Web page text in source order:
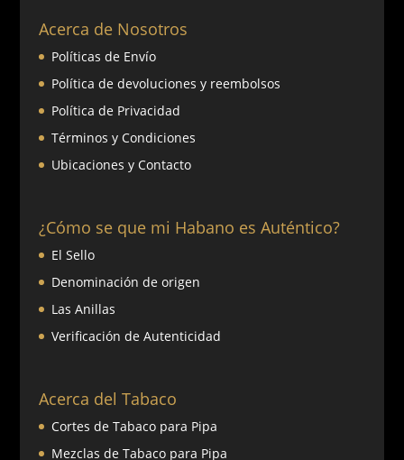
Acerca de Nosotros
Políticas de Envío
Política de devoluciones y reembolsos
Política de Privacidad
Términos y Condiciones
Ubicaciones y Contacto
¿Cómo se que mi Habano es Auténtico?
El Sello
Denominación de origen
Las Anillas
Verificación de Autenticidad
Acerca del Tabaco
Cortes de Tabaco para Pipa
Mezclas de Tabaco para Pipa